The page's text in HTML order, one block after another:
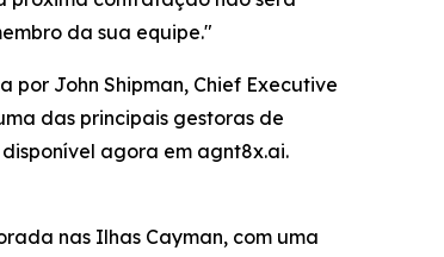
da sua equipe."
por John Shipman, Chief Executive
das principais gestoras de
agora em agnt8x.ai.
nas Ilhas Cayman, com uma